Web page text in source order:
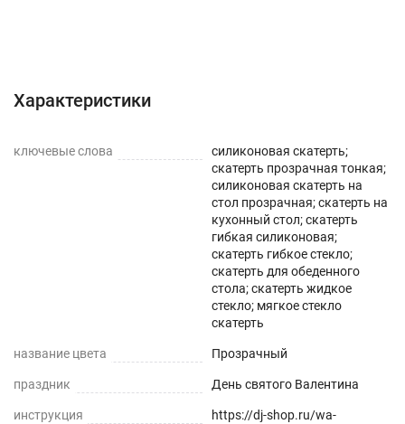
Характеристики
ключевые слова
силиконовая скатерть;
скатерть прозрачная тонкая;
силиконовая скатерть на
стол прозрачная; скатерть на
кухонный стол; скатерть
гибкая силиконовая;
скатерть гибкое стекло;
скатерть для обеденного
стола; скатерть жидкое
стекло; мягкое стекло
скатерть
название цвета Прозрачный
праздник День святого Валентина
инструкция
https://dj-shop.ru/wa-